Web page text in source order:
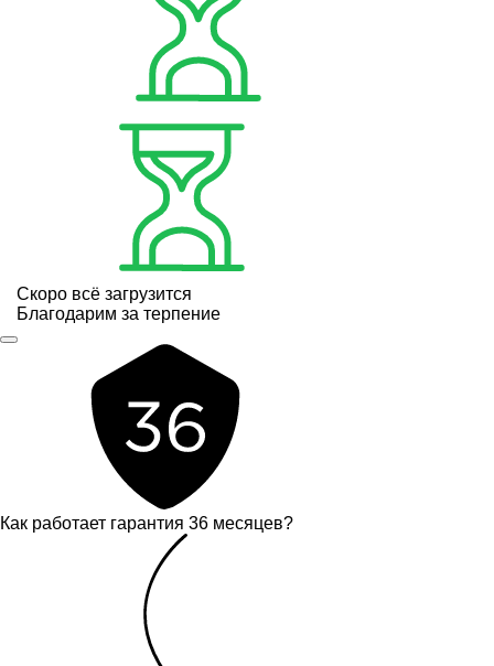
Скоро всё загрузится
Благодарим за терпение
Как работает гарантия 36 месяцев?